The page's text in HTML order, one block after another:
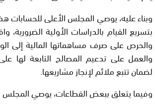
وبناء عليه، يوصي المجلس الأعلى للحسابات
بتسريع القيام بالدراسات الأولية الضرورية،
والحرص على صرف مساهماتها المالية إلى
والعمل على تدعيم المصالح التابعة لها
لضمان تتبع ملائم لإنجاز مشاريعها.
وفيما يتعلق ببعض القطاعات، يوصي المجلس